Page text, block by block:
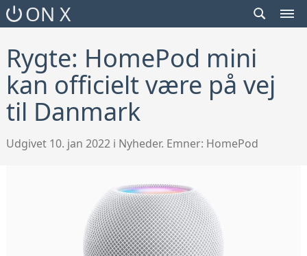
ON X
TOGGLE
Rygte: HomePod mini
kan officielt være på vej
til Danmark
Udgivet 10. jan 2022 i Nyheder. Emner: HomePod